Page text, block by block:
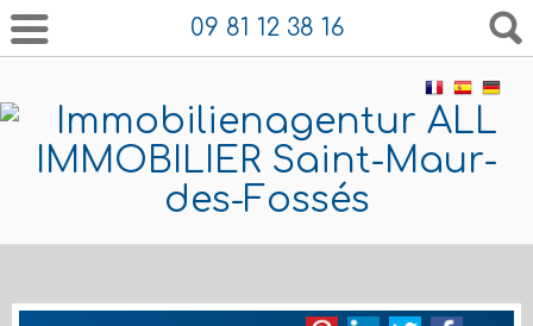
09 81 12 38 16